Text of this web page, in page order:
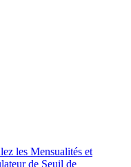
les Mensualités et
de Seuil de